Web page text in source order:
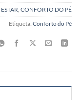
CONFORTO DO PÉ
Etiqueta: Conforto do Pé